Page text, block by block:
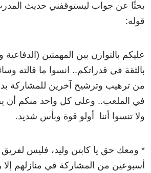
بحثًا عن جواب ليستوقفني حديث
قوله:
عليكم بالتوازن بين المهمتين (الدفاعية
بالثقة في قدراتكم.. انسوا ما قالته
من ترهيب وترشيح آخرين للمشاركة
في الملعب.. وعلى كل واحد منكم أن
ولا تنسوا أننا أولو قوة وبأس شديد.
* ومعك حق يا كابتن وليد، فليس لفريق
أسبوعين من المشاركة في منازلهم إلا